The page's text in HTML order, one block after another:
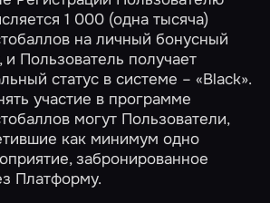
1 000 (одна тысяча)
на личный бонусный
и Пользователь получает
статус в системе – «Black».
участие в программе
могут Пользователи,
как минимум одно
забронированное
Платформу.